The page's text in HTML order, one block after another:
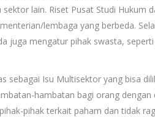
lain. Riset Pusat Studi Hukum
lembaga yang berbeda.
juga mengatur pihak swasta,
sebagai Isu Multisektor yang bisa
hambatan bagi orang
pihak terkait paham dan tidak